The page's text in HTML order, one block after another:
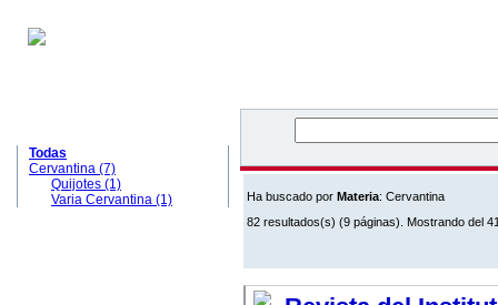
Todas
Cervantina (7)
Quijotes (1)
Varia Cervantina (1)
Ha buscado por Materia: Cervantina
82 resultados(s) (9 páginas). Mostrando del